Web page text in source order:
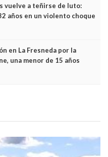
vuelve a teñirse de luto:
años en un violento choque
en La Fresneda por la
una menor de 15 años